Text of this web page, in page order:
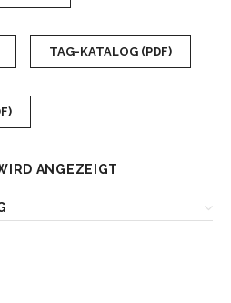
TAG-KATALOG (PDF)
ANGEZEIGT